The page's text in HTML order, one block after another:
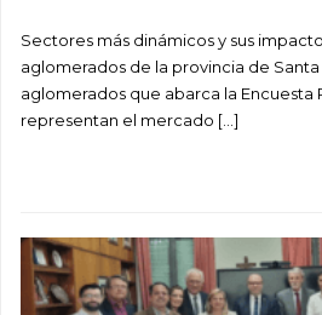
Sectores más dinámicos y sus
aglomerados de la provincia de Santa
aglomerados que abarca la
representan el mercado […]